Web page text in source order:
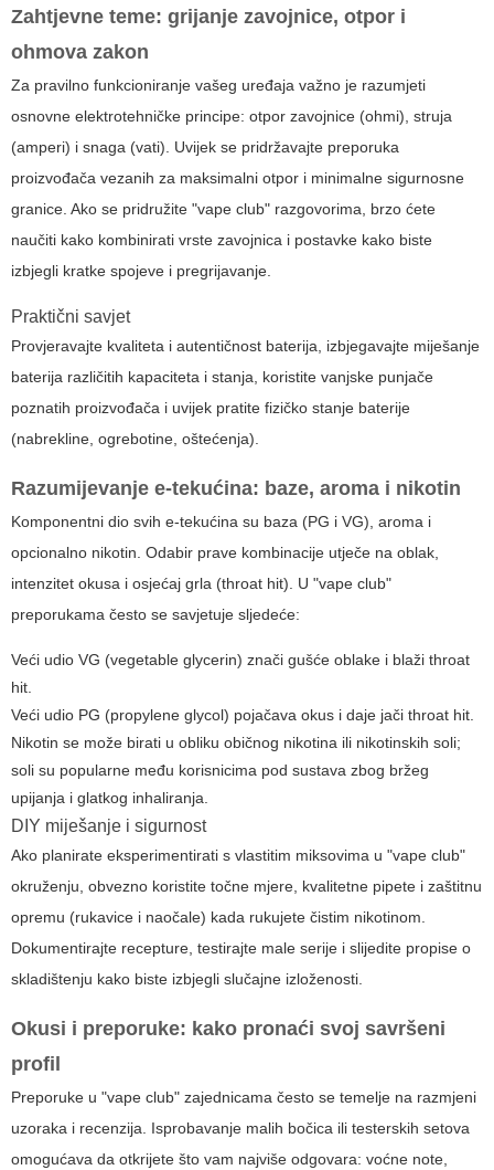
Zahtjevne teme: grijanje zavojnice, otpor i
ohmova zakon
Za pravilno funkcioniranje vašeg uređaja važno je razumjeti
osnovne elektrotehničke principe: otpor zavojnice (ohmi), struja
(amperi) i snaga (vati). Uvijek se pridržavajte preporuka
proizvođača vezanih za maksimalni otpor i minimalne sigurnosne
granice. Ako se pridružite "vape club" razgovorima, brzo ćete
naučiti kako kombinirati vrste zavojnica i postavke kako biste
izbjegli kratke spojeve i pregrijavanje.
Praktični savjet
Provjeravajte kvaliteta i autentičnost baterija, izbjegavajte miješanje
baterija različitih kapaciteta i stanja, koristite vanjske punjače
poznatih proizvođača i uvijek pratite fizičko stanje baterije
(nabrekline, ogrebotine, oštećenja).
Razumijevanje e-tekućina: baze, aroma i nikotin
Komponentni dio svih e-tekućina su baza (PG i VG), aroma i
opcionalno nikotin. Odabir prave kombinacije utječe na oblak,
intenzitet okusa i osjećaj grla (throat hit). U "vape club"
preporukama često se savjetuje sljedeće:
Veći udio VG (vegetable glycerin) znači gušće oblake i blaži throat
hit.
Veći udio PG (propylene glycol) pojačava okus i daje jači throat hit.
Nikotin se može birati u obliku običnog nikotina ili nikotinskih soli;
soli su popularne među korisnicima pod sustava zbog bržeg
upijanja i glatkog inhaliranja.
DIY miješanje i sigurnost
Ako planirate eksperimentirati s vlastitim miksovima u "vape club"
okruženju, obvezno koristite točne mjere, kvalitetne pipete i zaštitnu
opremu (rukavice i naočale) kada rukujete čistim nikotinom.
Dokumentirajte recepture, testirajte male serije i slijedite propise o
skladištenju kako biste izbjegli slučajne izloženosti.
Okusi i preporuke: kako pronaći svoj savršeni
profil
Preporuke u "vape club" zajednicama često se temelje na razmjeni
uzoraka i recenzija. Isprobavanje malih bočica ili testerskih setova
omogućava da otkrijete što vam najviše odgovara: voćne note,